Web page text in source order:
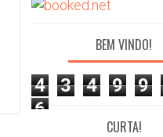
BEM VINDO!
4 3 4 9 9
6
CURTA!